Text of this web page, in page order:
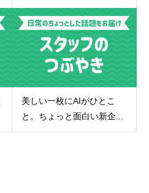
美しい一枚にAIがひとこ
と。ちょっと面白い新企...